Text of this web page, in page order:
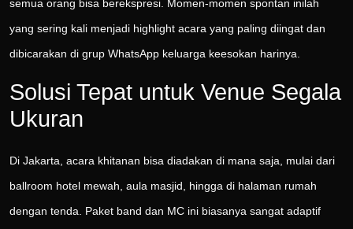
semua orang bisa berekspresi. Momen-momen spontan inilah
yang sering kali menjadi highlight acara yang paling diingat dan
dibicarakan di grup WhatsApp keluarga keesokan harinya.
Solusi Tepat untuk Venue Segala
Ukuran
Di Jakarta, acara khitanan bisa diadakan di mana saja, mulai dari
ballroom hotel mewah, aula masjid, hingga di halaman rumah
dengan tenda. Paket band dan MC ini biasanya sangat adaptif